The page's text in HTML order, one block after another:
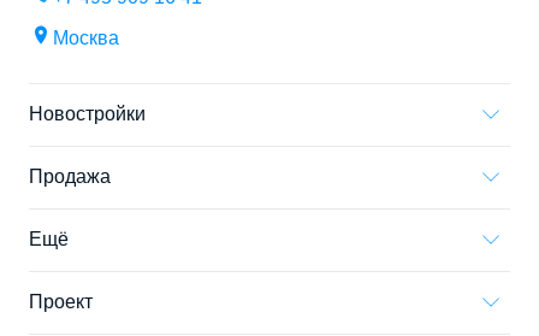
Москва
Новостройки
Продажа
Ещё
Проект